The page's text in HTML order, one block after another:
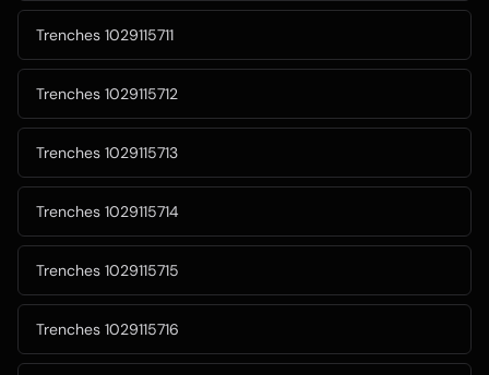
Trenches 1029115711
Trenches 1029115712
Trenches 1029115713
Trenches 1029115714
Trenches 1029115715
Trenches 1029115716